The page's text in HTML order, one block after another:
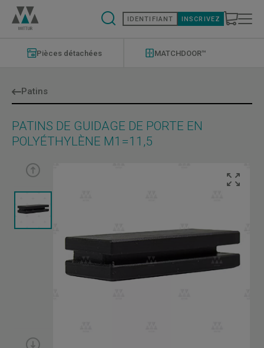
Aller
contenu
principal
IDENTIFIANT INSCRIVEZ
Pièces détachées MATCHDOOR™
Patins
PATINS DE GUIDAGE DE PORTE EN
POLYÉTHYLÈNE M1=11,5